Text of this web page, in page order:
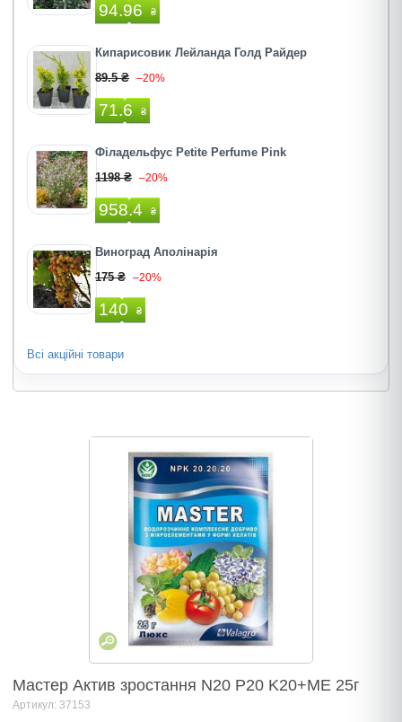
94.96 ₴
Кипарисовик Лейланда Голд Райдер
89.5 ₴ –20%
71.6 ₴
Філадельфус Petite Perfume Pink
1198 ₴ –20%
958.4 ₴
Виноград Аполінарія
175 ₴ –20%
140 ₴
Всі акційні товари
Мастер Актив зростання N20 P20 K20+ME 25г
Артикул: 37153